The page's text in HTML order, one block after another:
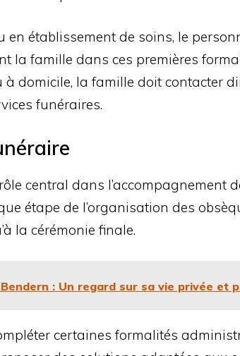
en établissement de soins, le
la famille dans ces premières
à domicile, la famille doit contacter
funéraires.
central dans l’accompagnement
étape de l’organisation des
la cérémonie finale.
: Un regard sur sa vie privée et
certaines formalités